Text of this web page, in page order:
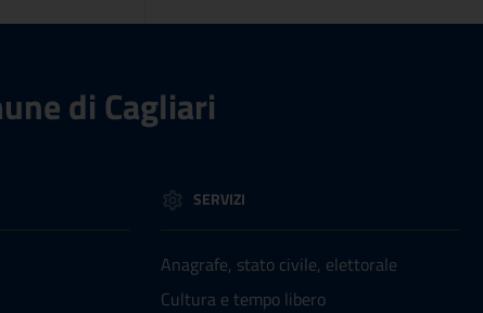
di Cagliari
SERVIZI
Anagrafe, stato civile, elettorale
Cultura e tempo libero